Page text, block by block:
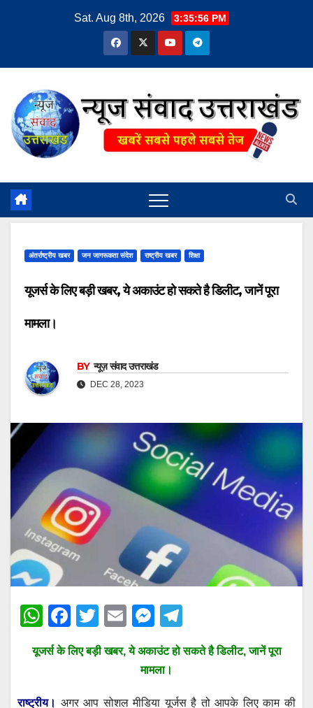
Sat. Aug 8th, 2026 3:35:57 PM
अंतर्राष्ट्रीय खबर जन जागरूकता संदेश राष्ट्रीय खबर शिक्षा
यूजर्स के लिए बड़ी खबर, ये अकाउंट हो सकते है डिलीट, जानें पूरा
मामला।
BY न्यूज़ संवाद उत्तराखंड
DEC 28, 2023
W
h
at
F
a
c
T
wi
tt
E
m
ail
M
ss e
यूजर्स के लिए बड़ीखबर, ये अकाउंट हो सकते है डिलीट, जानें पूरा
मामला।
राष्ट्रीय। अगर आप सोशल मीडिया यूर्जस है तो आपके लिए काम की